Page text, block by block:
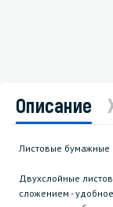
Описание
Листовые бумажные
Двухслойные
сложением -